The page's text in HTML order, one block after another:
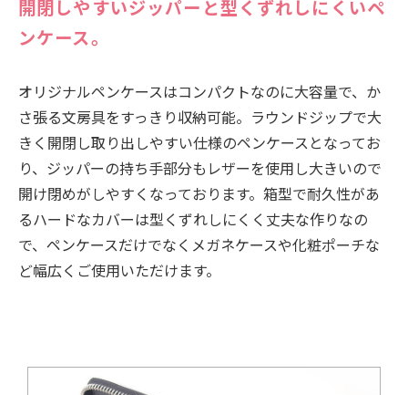
開閉しやすいジッパーと型くずれしにくいペ
ンケース。
オリジナルペンケースはコンパクトなのに大容量で、か
さ張る文房具をすっきり収納可能。ラウンドジップで大
きく開閉し取り出しやすい仕様のペンケースとなってお
り、ジッパーの持ち手部分もレザーを使用し大きいので
開け閉めがしやすくなっております。箱型で耐久性があ
るハードなカバーは型くずれしにくく丈夫な作りなの
で、ペンケースだけでなくメガネケースや化粧ポーチな
ど幅広くご使用いただけます。